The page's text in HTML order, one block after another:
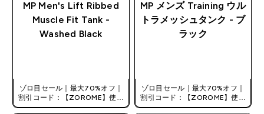
MP Men's Lift Ribbed
Muscle Fit Tank -
Washed Black
ゾロ目セール｜最大70%オフ｜
割引コード：【ZOROME】使用
で追加10%オフ！
MP メンズ Training ウル
トラメッシュタンク - ブ
ラック
ゾロ目セール｜最大70%オフ｜
割引コード：【ZOROME】使用
で追加10%オフ！